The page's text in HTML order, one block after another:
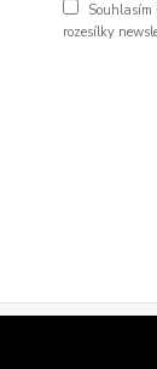
Souhlasím
rozesílky